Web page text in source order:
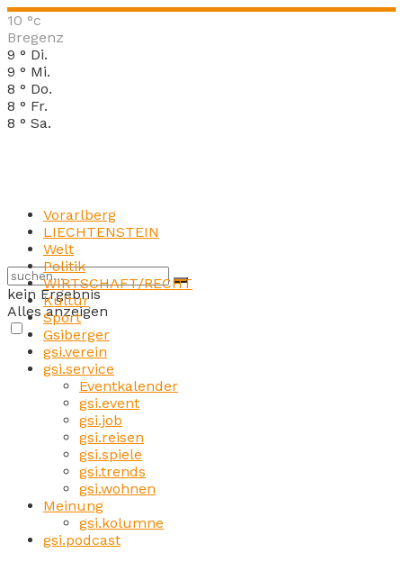
10 °c
Bregenz
9 ° Di.
9 ° Mi.
8 ° Do.
8 ° Fr.
8 ° Sa.
kein Ergebnis
Alles anzeigen
Vorarlberg
LIECHTENSTEIN
Welt
Politik
WIRTSCHAFT/RECHT
Kultur
Sport
Gsiberger
gsi.verein
gsi.service
Eventkalender
gsi.event
gsi.job
gsi.reisen
gsi.spiele
gsi.trends
gsi.wohnen
Meinung
gsi.kolumne
gsi.podcast